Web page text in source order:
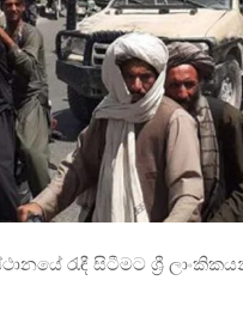
රැඳී සිටීමට ශ්‍රී